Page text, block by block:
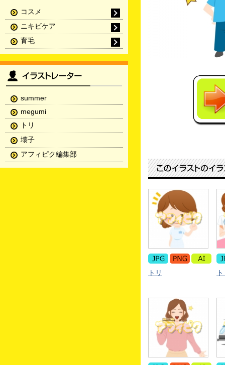
トリ
コスメ
ニキビケア
育毛
summer
megumi
トリ
壊子
アフィピク編集部